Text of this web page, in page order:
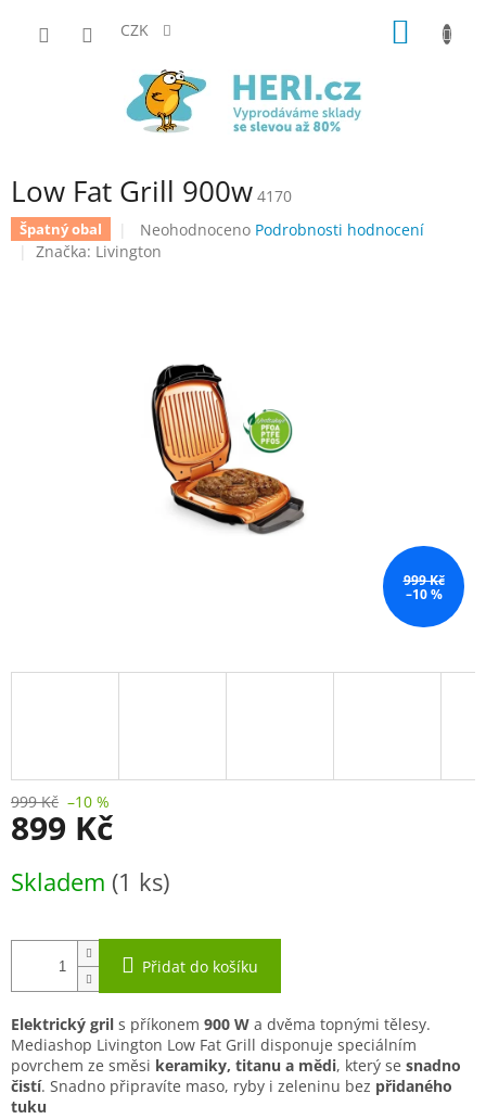
CZK
Low Fat Grill 900w 4170
Špatný obal
Průměrné
hodnocení
hvězdiček.
Neohodnoceno Podrobnosti hodnocení
Značka: Livington
999 Kč
–10 %
999 Kč –10 %
899 Kč
cena:
Skladem (1 ks)
Přidat do košíku
Elektrický gril s příkonem 900 W a dvěma topnými tělesy.
Mediashop Livington Low Fat Grill disponuje speciálním
povrchem ze směsi keramiky, titanu a mědi, který se snadno
čistí. Snadno připravíte maso, ryby i zeleninu bez přidaného
tuku